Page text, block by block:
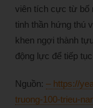
viên tích cực từ bố
tinh thần hứng thú
khen ngợi thành
động lực để tiếp
Nguồn: – https://
truong-100-trieu-